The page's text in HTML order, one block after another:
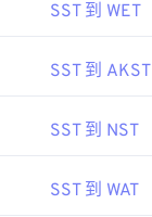
SST 到 WET
SST 到 AKST
SST 到 NST
SST 到 WAT